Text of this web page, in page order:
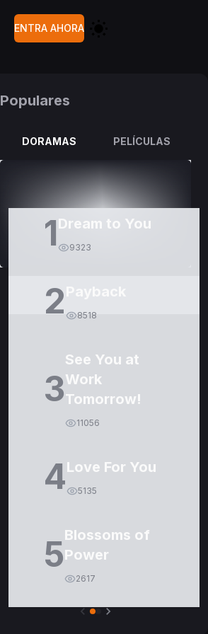
ENTRA AHORA
Populares
DORAMAS PELÍCULAS
1Dream to You
9323
2 8518
3
See You at
Work
Tomorrow!
11056
4Love For You
5135
5Blossoms of
Power
2617